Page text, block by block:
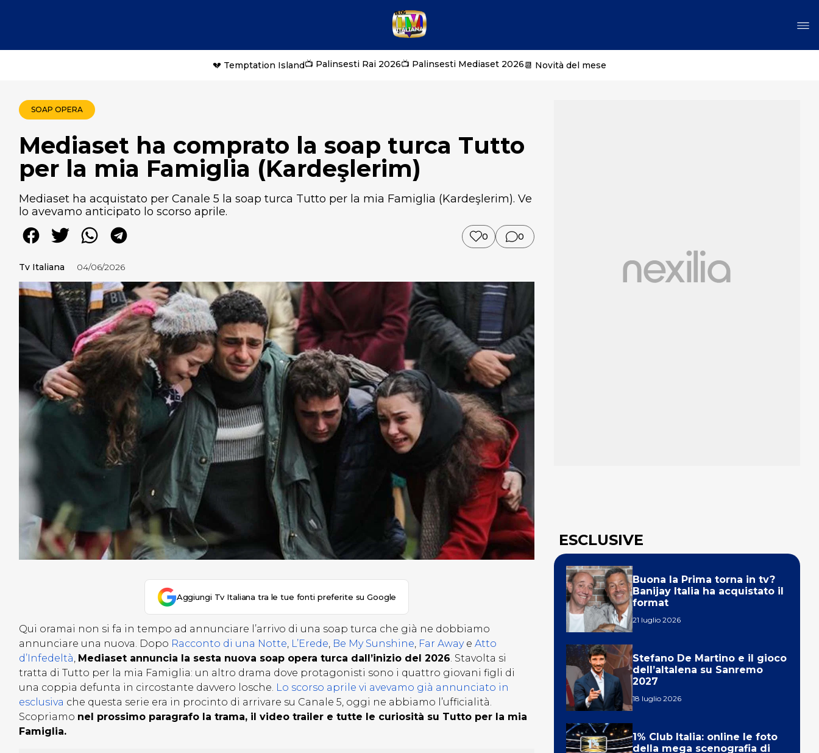
💔 Temptation Island📺 Palinsesti Rai 2026📺 Palinsesti Mediaset 2026📆 Novità del mese
SOAP OPERA
Mediaset ha comprato la soap turca Tutto
per la mia Famiglia (Kardeşlerim)
Mediaset ha acquistato per Canale 5 la soap turca Tutto per la mia Famiglia (Kardeşlerim). Ve
lo avevamo anticipato lo scorso aprile.
0 0
Tv Italiana 04/06/2026
Aggiungi Tv Italiana tra le tue fonti preferite su Google
Qui oramai non si fa in tempo ad annunciare l’arrivo di una soap turca che già ne dobbiamo
annunciare una nuova. Dopo Racconto di una Notte L’Erede Be My Sunshine Far Awaye Atto
d’Infedeltà Mediaset annuncia la sesta nuova soap opera turca dall’inizio del 2026 . Stavolta si
tratta di Tutto per la mia Famiglia: un altro drama dove protagonisti sono i quattro giovani figli di
una coppia defunta in circostante davvero losche. Lo scorso aprile vi avevamo già annunciato in
esclusiva che questa serie era in procinto di arrivare su Canale 5, oggi ne abbiamo l’ufficialità.
Scopriamo nel prossimo paragrafo la trama, il video trailer e tutte le curiosità su Tutto per la mia
Famiglia.
ESCLUSIVE
Buona la Prima torna in tv?
Banijay Italia ha acquistato il
format
21 luglio 2026
Stefano De Martino e il gioco
dell’altalena su Sanremo
2027
18 luglio 2026
1% Club Italia: online le foto
della mega scenografia di